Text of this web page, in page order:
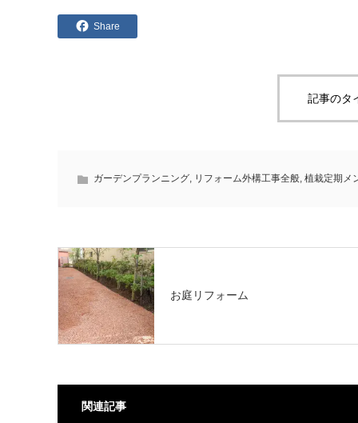
Share
記事のタ
ガーデンプランニング, リフォーム外構工事全般, 植栽定期メ
お庭リフォーム
関連記事